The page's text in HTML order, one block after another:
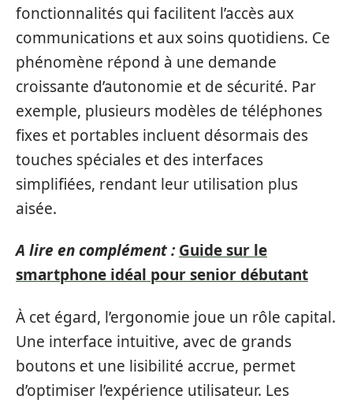
fonctionnalités qui facilitent l’accès aux
communications et aux soins quotidiens. Ce
phénomène répond à une demande
croissante d’autonomie et de sécurité. Par
exemple, plusieurs modèles de téléphones
fixes et portables incluent désormais des
touches spéciales et des interfaces
simplifiées, rendant leur utilisation plus
aisée.
A lire en complément : Guide sur le
smartphone idéal pour senior débutant
À cet égard, l’ergonomie joue un rôle capital.
Une interface intuitive, avec de grands
boutons et une lisibilité accrue, permet
d’optimiser l’expérience utilisateur. Les